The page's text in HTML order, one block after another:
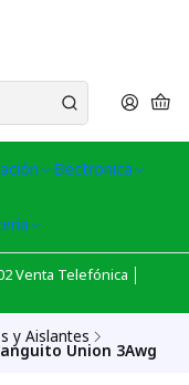
Electronica
Venta Telefónica │
y Aislantes
Union 3Awg